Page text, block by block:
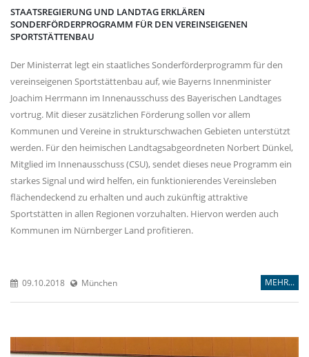
STAATSREGIERUNG UND LANDTAG ERKLÄREN
SONDERFÖRDERPROGRAMM FÜR DEN VEREINSEIGENEN
SPORTSTÄTTENBAU
Der Ministerrat legt ein staatliches Sonderförderprogramm für den
vereinseigenen Sportstättenbau auf, wie Bayerns Innenminister
Joachim Herrmann im Innenausschuss des Bayerischen Landtages
vortrug. Mit dieser zusätzlichen Förderung sollen vor allem
Kommunen und Vereine in strukturschwachen Gebieten unterstützt
werden. Für den heimischen Landtagsabgeordneten Norbert Dünkel,
Mitglied im Innenausschuss (CSU), sendet dieses neue Programm ein
starkes Signal und wird helfen, ein funktionierendes Vereinsleben
flächendeckend zu erhalten und auch zukünftig attraktive
Sportstätten in allen Regionen vorzuhalten. Hiervon werden auch
Kommunen im Nürnberger Land profitieren.
09.10.2018 München MEHR...